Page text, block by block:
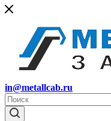
in@metallcab.ru